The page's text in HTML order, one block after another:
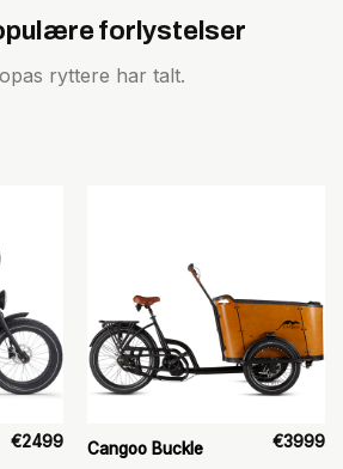
forlystelser
ryttere har talt.
€2499 Cangoo Buckle €3999